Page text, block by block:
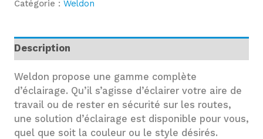
Catégorie : Weldon
Description
Weldon propose une gamme complète
d’éclairage. Qu’il s’agisse d’éclairer votre aire de
travail ou de rester en sécurité sur les routes,
une solution d’éclairage est disponible pour vous,
quel que soit la couleur ou le style désirés.